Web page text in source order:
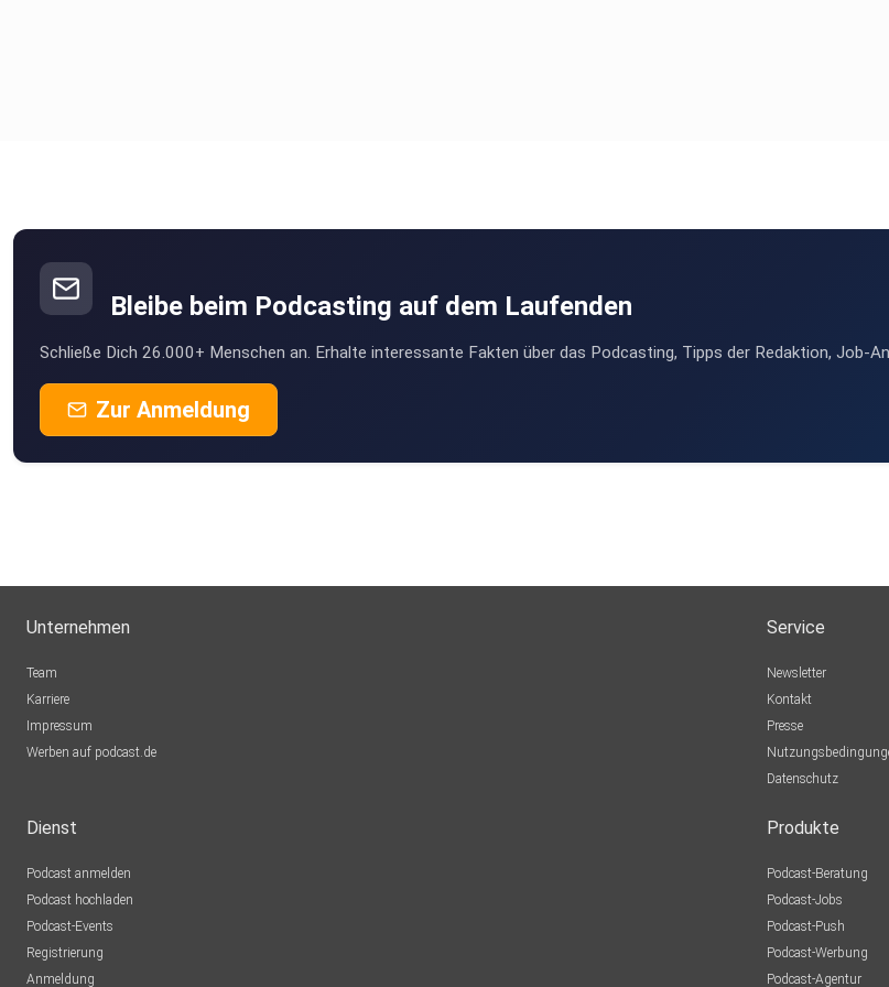
Bleibe beim Podcasting auf dem Laufenden
Schließe Dich 26.000+ Menschen an. Erhalte interessante Fakten über das Podcasting, Tipps der Redaktion, Job-
Zur Anmeldung
Unternehmen
Team
Karriere
Impressum
Werben auf podcast.de
Service
Newsletter
Kontakt
Presse
Datenschutz
Dienst
Podcast anmelden
Podcast hochladen
Podcast-Events
Registrierung
Anmeldung
Produkte
Podcast-Beratung
Podcast-Jobs
Podcast-Push
Podcast-Werbung
Podcast-Agentur